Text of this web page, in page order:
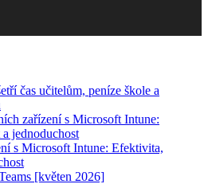
čas učitelům, peníze škole a
zařízení s Microsoft Intune:
jednoduchost
s Microsoft Intune: Efektivita,
[květen 2026]